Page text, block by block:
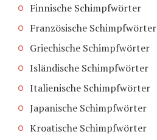
Finnische Schimpfwörter
Französische Schimpfwörter
Griechische Schimpfwörter
Isländische Schimpfwörter
Italienische Schimpfwörter
Japanische Schimpfwörter
Kroatische Schimpfwörter